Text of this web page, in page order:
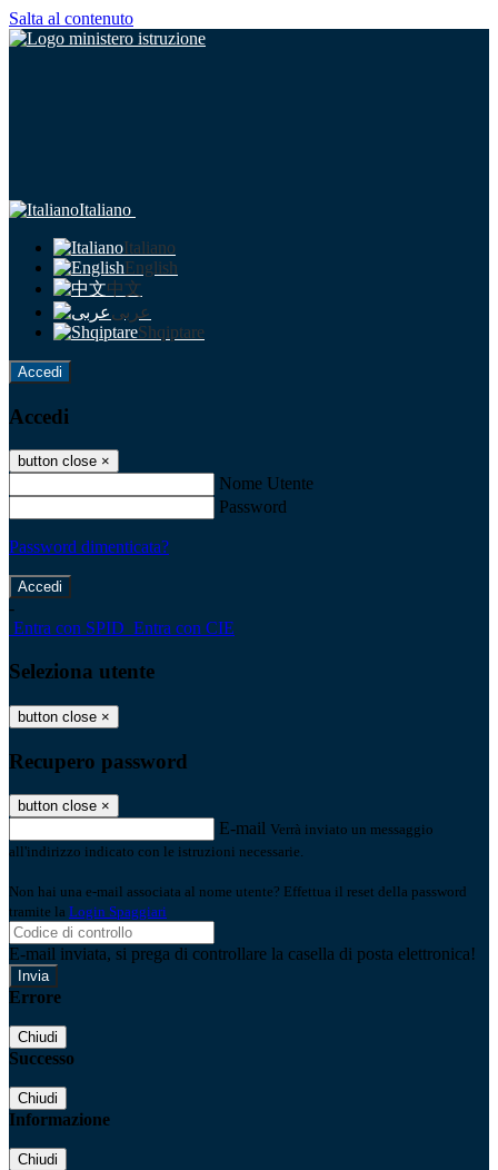
Salta al contenuto
Italiano
Italiano
English
中文
عربى
Shqiptare
Accedi
Accedi
button close ×
Nome Utente
Password
Password dimenticata?
-
Entra con SPID Entra con CIE
Seleziona utente
button close ×
Recupero password
button close ×
E-mail Verrà inviato un messaggio
all'indirizzo indicato con le istruzioni necessarie.
Non hai una e-mail associata al nome utente? Effettua il reset della password
tramite la Login Spaggiari
E-mail inviata, si prega di controllare la casella di posta elettronica!
Errore
Chiudi
Successo
Chiudi
Informazione
Chiudi